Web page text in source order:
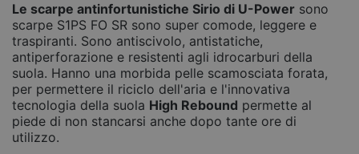
Le scarpe antinfortunistiche Sirio di U-Power sono
scarpe S1PS FO SR sono super comode, leggere e
traspiranti. Sono antiscivolo, antistatiche,
antiperforazione e resistenti agli idrocarburi della
suola. Hanno una morbida pelle scamosciata forata,
per permettere il riciclo dell'aria e l'innovativa
tecnologia della suola High Rebound permette al
piede di non stancarsi anche dopo tante ore di
utilizzo.